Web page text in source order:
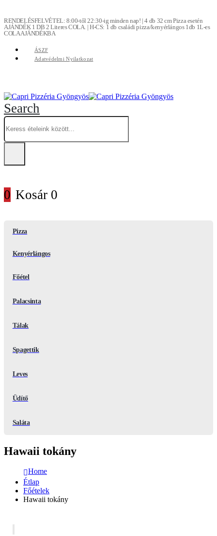
RENDELÉSFELVÉTEL: 8:00-től 22:30-ig minden nap! | 4 db 32 cm Pizza esetén
AJÁNDÉK 1 DB 2 Literes COLA. | H-CS: 1 db családi pizza/kenyérlángos 1db 1L-es
COLA AJÁNDÉKBA
ÁSZF
Adatvédelmi Nyilatkozat
Search
0 Kosár 0
Pizza
Kenyérlángos
Főétel
Palacsinta
Tálak
Spagettik
Leves
Üdítő
Saláta
Hawaii tokány
Home
Étlap
Főételek
Hawaii tokány